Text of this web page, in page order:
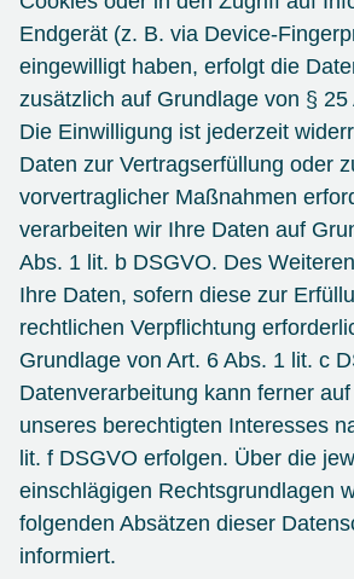
Endgerät (z. B. via Device-
eingewilligt haben, erfolgt die
zusätzlich auf Grundlage von § 25
Die Einwilligung ist jederzeit
Daten zur Vertragserfüllung oder
vorvertraglicher Maßnahmen
verarbeiten wir Ihre Daten auf
Abs. 1 lit. b DSGVO. Des
Ihre Daten, sofern diese zur
rechtlichen Verpflichtung
Grundlage von Art. 6 Abs. 1 lit. c
Datenverarbeitung kann ferner
unseres berechtigten Interesses
lit. f DSGVO erfolgen. Über die
einschlägigen Rechtsgrundlagen
folgenden Absätzen dieser
informiert.